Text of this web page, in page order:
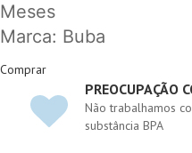
Meses
Marca: Buba
Comprar
PREOCUPAÇÃO
Não trabalhamos
substância BPA